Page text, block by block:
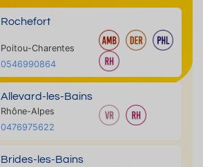
Rochefort
Poitou-Charentes
0546990864
Allevard-les-Bains
Rhône-Alpes
0476975622
Brides-les-Bains